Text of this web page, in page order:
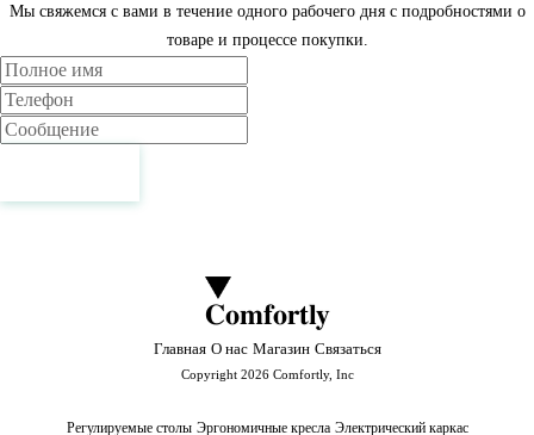
Мы свяжемся с вами в течение одного рабочего дня с подробностями о
товаре и процессе покупки.
Имя
Телефон
Сообщение
Comfortly
Главная О нас Магазин Связаться
Copyright 2026 Comfortly, Inc
Регулируемые столы Эргономичные кресла Электрический каркас